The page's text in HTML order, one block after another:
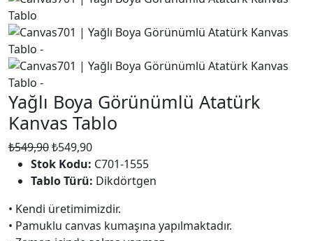
Yağlı Boya Görünümlü Atatürk
Kanvas Tablo
₺549,90₺549,90
Stok Kodu: C701-1555
Tablo Türü: Dikdörtgen
• Kendi üretimimizdir.
• Pamuklu canvas kumaşına yapılmaktadır.